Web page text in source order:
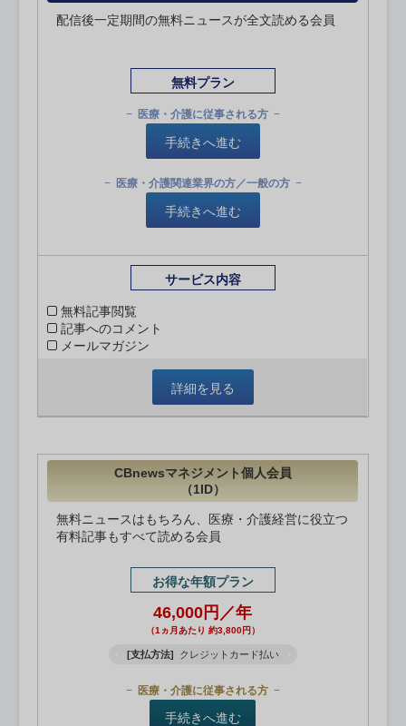
配信後一定期間の無料ニュースが全文読める会員
無料プラン
医療・介護に従事される方
手続きへ進む
医療・介護関連業界の方／一般の方
手続きへ進む
サービス内容
無料記事閲覧
記事へのコメント
メールマガジン
詳細を見る
CBnewsマネジメント個人会員
（1ID）
無料ニュースはもちろん、医療・介護経営に役立つ
有料記事もすべて読める会員
お得な年額プラン
46,000円／年
（1ヵ月あたり 約3,800円）
[支払方法] クレジットカード払い
医療・介護に従事される方
手続きへ進む